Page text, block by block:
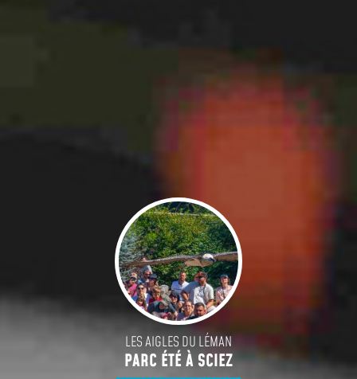
LES AIGLES DU LÉMAN
PARC ÉTÉ À SCIEZ